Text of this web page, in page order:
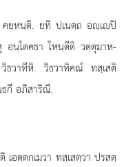
คยฺหนฺติ. ยทิ ปเนตฺถ อฺเปิ
นฺโตคธา โหนฺตีติ วตฺตุมาห-
ธวาทีหิ. วิธวาทิคณํ ทสฺเสติ
ธกี อภิสาริณี.
เอตฺตกเมวา ทสฺเสตฺวา ปรสตฺ